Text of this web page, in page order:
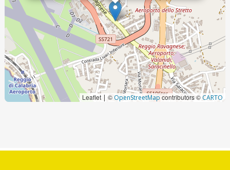
Leaflet | © OpenStreetMapcontributors ©CARTO